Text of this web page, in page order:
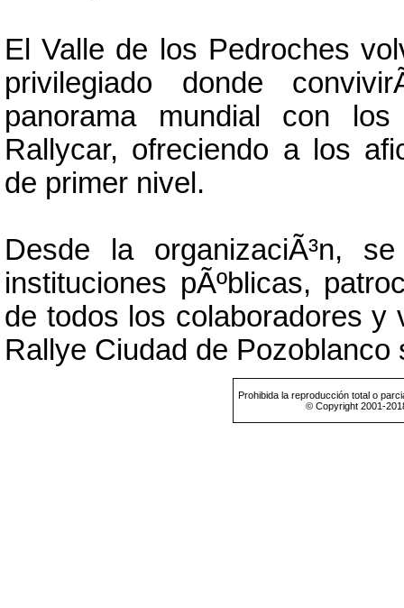
El Valle de los Pedroches
privilegiado donde
panorama mundial con
Rallycar, ofreciendo a los
de primer nivel.
Desde la organizaciÃ³n,
instituciones pÃºblicas,
de todos los colaboradores y
Rallye Ciudad de
Prohibida la reproducción total o
© Copyright 2001-